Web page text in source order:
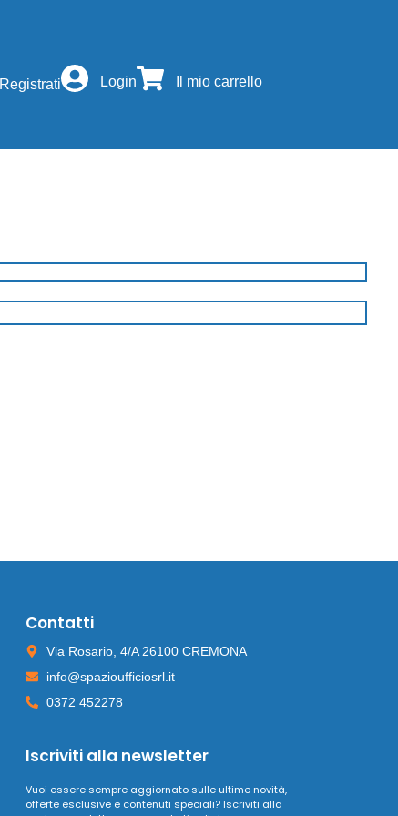
Registrati Login Il mio carrello
Contatti
Via Rosario, 4/A 26100 CREMONA
info@spazioufficiosrl.it
0372 452278
Iscriviti alla newsletter
Vuoi essere sempre aggiornato sulle ultime novità,
offerte esclusive e contenuti speciali? Iscriviti alla